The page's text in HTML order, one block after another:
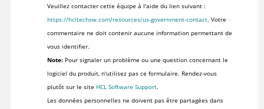
Veuillez contacter cette équipe à l'aide du lien suivant :
https://hcltechsw.com/resources/us-government-contact. Votre
commentaire ne doit contenir aucune information permettant de
vous identifier.
Note:Pour signaler un problème ou une question concernant le
logiciel du produit, n'utilisez pas ce formulaire. Rendez-vous
plutôt sur le site HCL Software Support.
Les données personnelles ne doivent pas être partagées dans